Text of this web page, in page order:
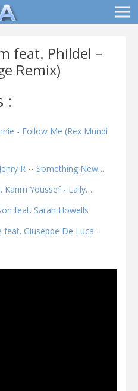
feat. Phildel –
Remix)
:
- Follow Me (Rex Mundi
R -- Something New…
Karim Youssef - Laily…
feat. Sarah Howells
feat. Giuseppe De Luca -